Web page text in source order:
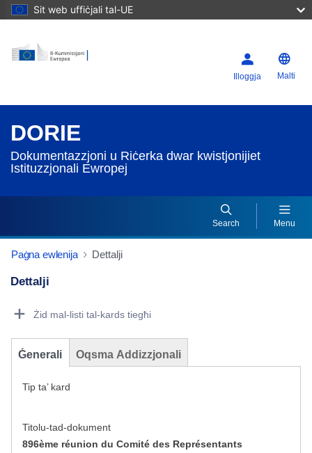
Sit web uffiċjali tal-UE
Illoggja Malti
DORIE
Dokumentazzjoni u Riċerka dwar kwistjonijiet
Istituzzjonali Ewropej
Search Menu
Paġna ewlenija Dettalji
Dettalji
Żid mal-listi tal-kards tiegħi
Ġenerali Oqsma Addizzjonali
Tip ta’ kard
Titolu-tad-dokument
896ème réunion du Comité des Représentants